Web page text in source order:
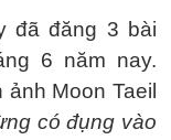
đã đăng 3 bài
6 năm nay.
Moon Taeil
có đụng vào